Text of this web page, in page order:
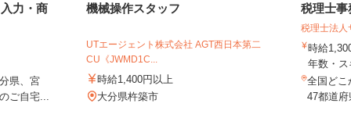
力・商
県、宮
ご自宅...
機械操作スタッフ
UTエージェント株式会社 AGT西日本第二
CU《JWMD1C...
時給1,400円以上
大分県杵築市
税理士事
税理士法人
時給
年数・
全国どこ
47都道